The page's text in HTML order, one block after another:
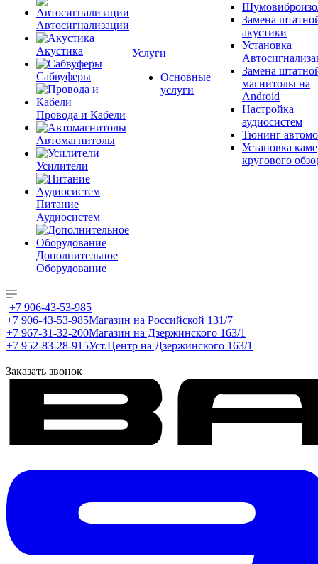
Автосигнализации
Акустика
Сабвуферы
Провода и Кабели
Автомагнитолы
Усилители
Питание
Аудиосистем
Дополнительное
Оборудование
Услуги
Основные
услуги
Замена
акустики
Установка
Замена
магнитолы на
Android
Настройка
аудиосистем
Тюнинг
Установка
кругового
+7 906-43-53-985
+7 906-43-53-985Магазин на Российской 131/7
+7 967-31-32-200Магазин на Дзержинского 163/1
+7 952-83-28-915Уст.Центр на Дзержинского 163/1
Заказать звонок